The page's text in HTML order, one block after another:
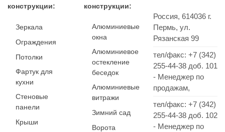
конструкции:
Зеркала
Ограждения
Потолки
Фартук для
кухни
Стеновые
панели
Крыши
конструкции:
Алюминиевые
окна
Алюминиевое
остекление
беседок
Алюминиевые
витражи
Зимний сад
Ворота
Россия, 614036г.
Пермь, ул.
Рязанская 99
тел/факс: +7 (342)
255-44-38доб. 101
- Менеджер по
продажам,
тел/факс: +7 (342)
255-44-38 доб. 102
- Менеджер по